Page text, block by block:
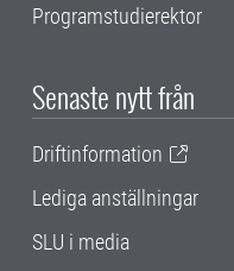
Programstudierektor
Senaste nytt från
Driftinformation
Lediga anställningar
SLU i media